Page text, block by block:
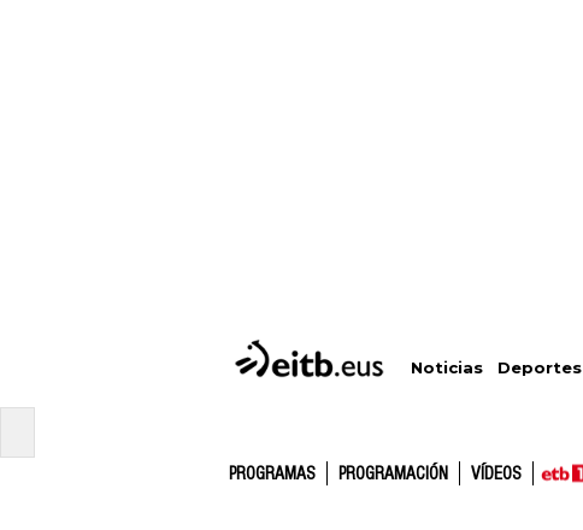
Noticias Deportes
PROGRAMAS PROGRAMACIÓN VÍDEOS